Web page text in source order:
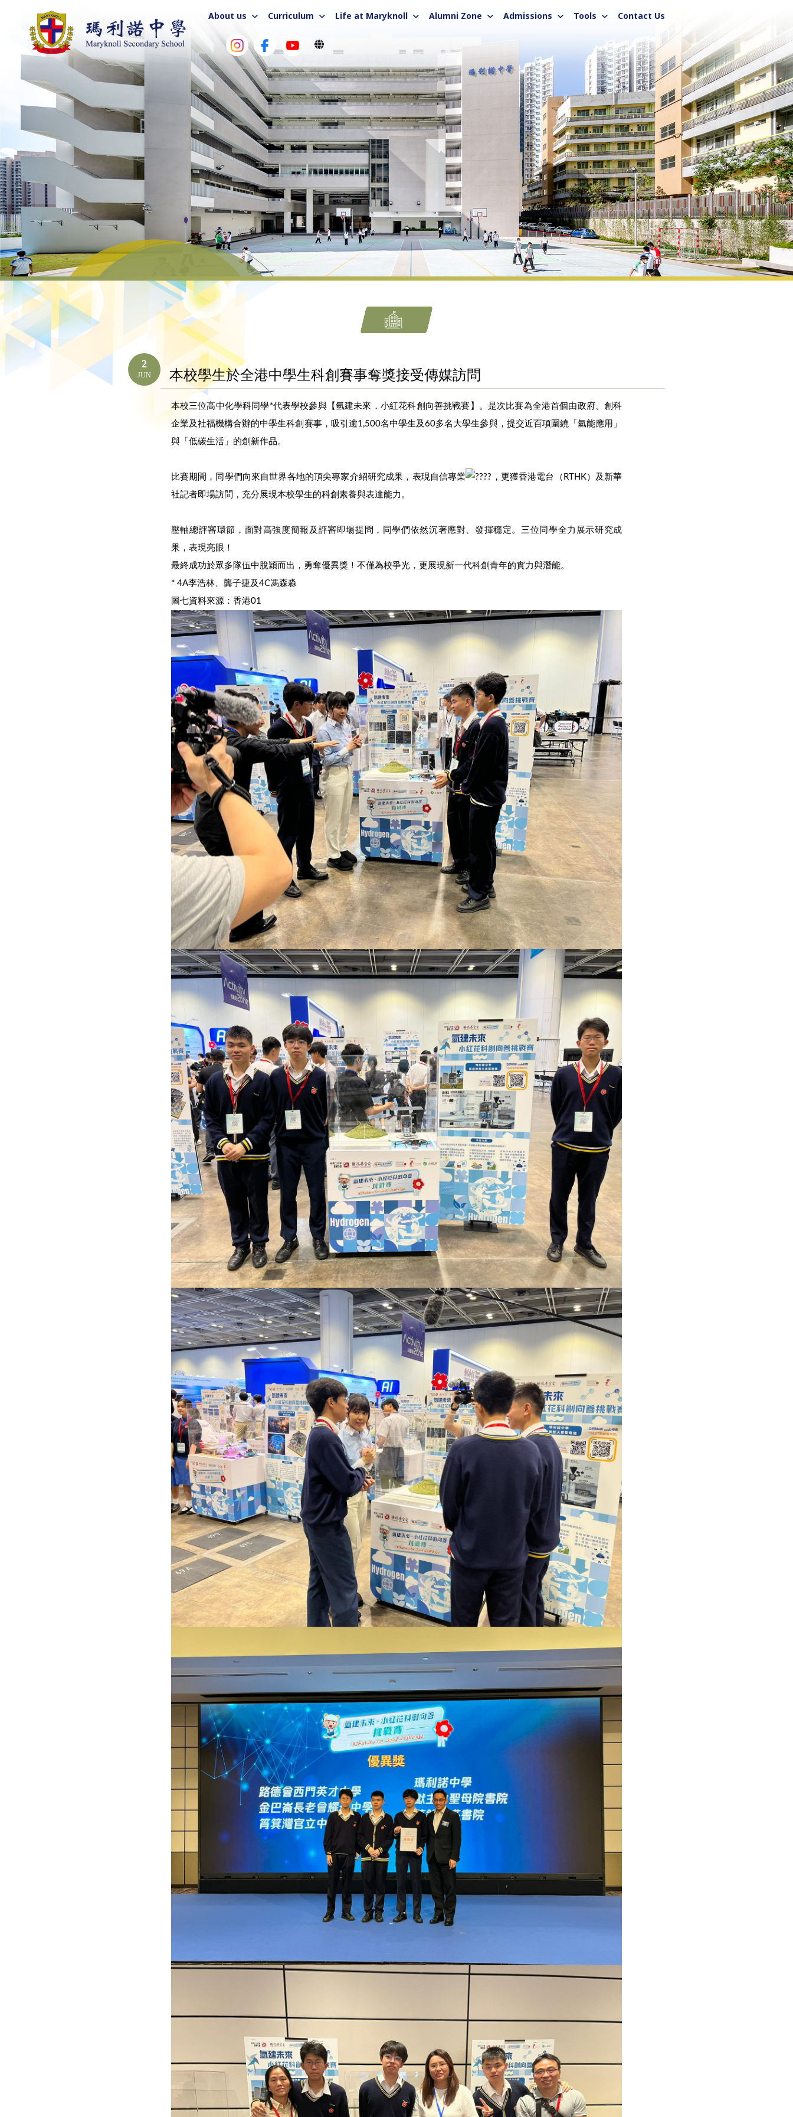
About us Curriculum Life at Maryknoll Alumni Zone Admissions Tools Contact Us
2
JUN 本校學生於全港中學生科創賽事奪獎接受傳媒訪問
本校三位高中化學科同學*代表學校參與【氫建未來．小紅花科創向善挑戰賽】。是次比賽為全港首個由政府、創科
企業及社福機構合辦的中學生科創賽事，吸引逾1,500名中學生及60多名大學生參與，提交近百項圍繞「氫能應用」
與「低碳生活」的創新作品。
比賽期間，同學們向來自世界各地的頂尖專家介紹研究成果，表現自信專業 ，更獲香港電台（RTHK）及新華
社記者即場訪問，充分展現本校學生的科創素養與表達能力。
壓軸總評審環節，面對高強度簡報及評審即場提問，同學們依然沉著應對、發揮穩定。三位同學全力展示研究成
果，表現亮眼！
最終成功於眾多隊伍中脫穎而出，勇奪優異獎！不僅為校爭光，更展現新一代科創青年的實力與潛能。
* 4A李浩林、龔子捷及4C馮森淼
圖七資料來源：香港01